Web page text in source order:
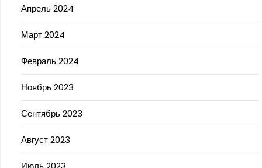
Апрель 2024
Март 2024
Февраль 2024
Ноябрь 2023
Сентябрь 2023
Август 2023